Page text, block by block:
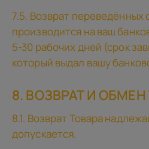
7.5. Возврат переведённых
производится на ваш
5-30 рабочих дней (срок
который выдал вашу
8. ВОЗВРАТ И
8.1. Возврат Товара
допускается.